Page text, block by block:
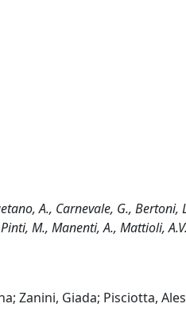
A., Carnevale, G., Bertoni,
M., Manenti, A., Mattioli,
Zanini, Giada; Pisciotta,